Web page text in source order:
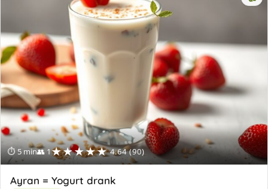
⏱ 5 min👥 1★★★★★ 4.64 (90)
Ayran = Yogurt drank